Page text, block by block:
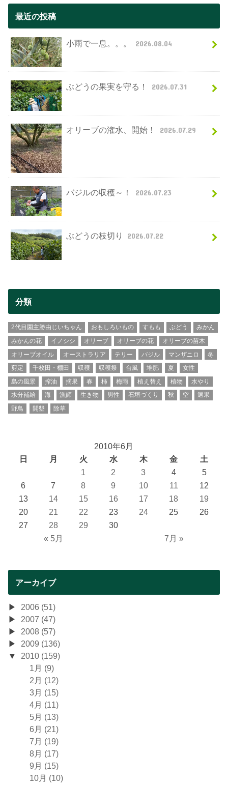
最近の投稿
小雨で一息。。。 2026.08.04
ぶどうの果実を守る！ 2026.07.31
オリーブの潅水、開始！ 2026.07.29
バジルの収穫～！ 2026.07.23
ぶどうの枝切り 2026.07.22
分類
2代目園主勝由じいちゃん おもしろいもの すもも ぶどう
みかん
みかんの花
イノシシ オリーブ オリーブの花
オリーブの苗木
オリーブオイル
オーストラリア テリー バジル マンザニロ
冬
剪定
千枚田・棚田 収穫 収穫祭 台風 堆肥 夏
女性
島の風景
搾油 摘果 春 柿 梅雨 植え替え 植物
水やり
水分補給
海 漁師 生き物 男性 石垣づくり 秋 空
選果
野鳥
開墾 除草
2010年6月
日
月 火 水 木 金 土
« 5月 7月 »
1 2 3 4
5
6
7 8 9 10 11
12
13
14 15 16 17 18
19
20
21 22 23 24 25
26
27
28 29 30
アーカイブ
2006 (51)
2007 (47)
2008 (57)
2009 (136)
2010 (159)
1月 (9)
2月 (12)
3月 (15)
4月 (11)
5月 (13)
6月 (21)
7月 (19)
8月 (17)
9月 (15)
10月 (10)